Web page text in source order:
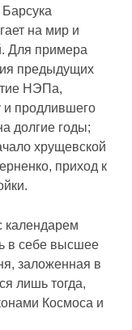
на мир и
Для примера
предыдущих
НЭПа,
и продлившего
долгие годы;
хрущевской
приход к
календарем
в себе высшее
заложенная в
лишь тогда,
Космоса и